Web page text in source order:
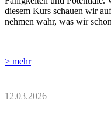
diesem Kurs schauen wir
nehmen wahr, was wir
> mehr
12.03.2026